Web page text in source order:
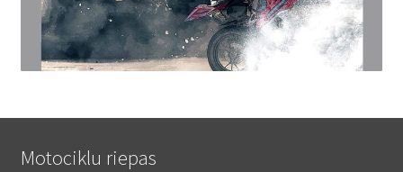
Motociklu riepas